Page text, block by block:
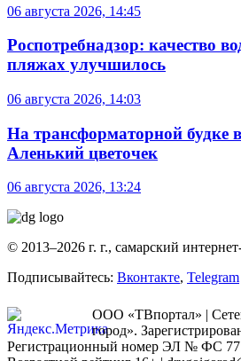
06 августа 2026, 14:45
Роспотребнадзор: качество
пляжах улучшилось
06 августа 2026, 14:03
На трансформаторной будке
Аленький цветочек
06 августа 2026, 13:24
© 2013–2026 г. г., самарский
Подписывайтесь: Вконтакте, Telegram
ООО «ТВпортал» |
город».
Регистрационный номер ЭЛ № ФС 77